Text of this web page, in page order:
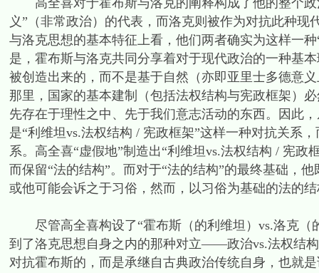
高全喜对于霍布斯与洛克的阐释构成了他的整个
义”（非常政治）的代表，而洛克则被作为对抗此种
与洛克思想的基本特征上看，他们两者确实为这样一
是，霍布斯与洛克共同分享着对于现代政治的一种基
被创造出来的，而不是基于自然（亦即亚里士多德意
那里，国家的基本建制（包括法权结构与宪政框架）
先存在于理性之中、先于我们意志活动的东西。因此
是“利维坦vs.法权结构 / 宪政框架”这样一种对抗关系
系。高全喜“虚假地”制造出“利维坦vs.法权结构 / 宪
而保留“法的结构”。而对于“法的结构”的最终基础，
或他可能会诉之于习俗，然而，以习俗为基础的法的
尽管高全喜构设了“霍布斯（的利维坦）vs.洛克（
到了洛克思想自身之内的那种对立——政治vs.法权结
对抗霍布斯的，而是承继自古典政治传统自身，也就